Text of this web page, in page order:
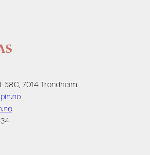
58C, 7014 Trondheim